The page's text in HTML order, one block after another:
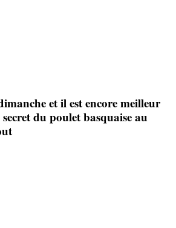
et il est encore meilleur
du poulet basquaise au